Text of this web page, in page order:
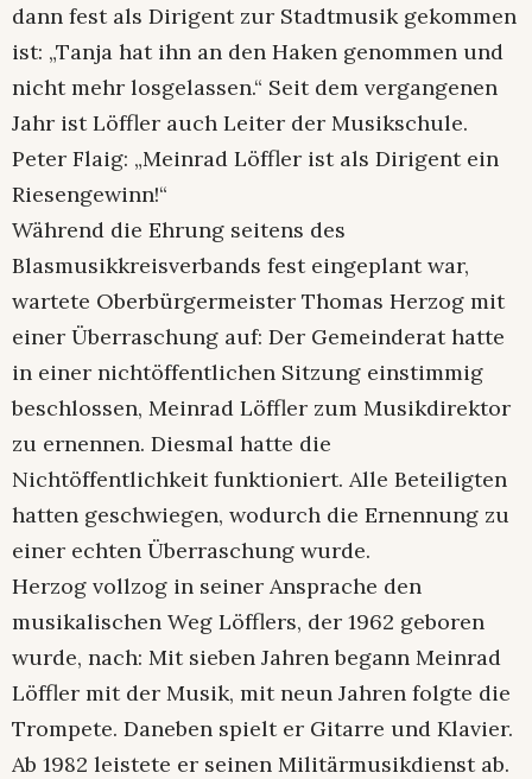
dann fest als Dirigent zur Stadtmusik gekommen
ist: „Tanja hat ihn an den Haken genommen und
nicht mehr losgelassen.“ Seit dem vergangenen
Jahr ist Löffler auch Leiter der Musikschule.
Peter Flaig: „Meinrad Löffler ist als Dirigent ein
Riesengewinn!“
Während die Ehrung seitens des
Blasmusikkreisverbands fest eingeplant war,
wartete Oberbürgermeister Thomas Herzog mit
einer Überraschung auf: Der Gemeinderat hatte
in einer nichtöffentlichen Sitzung einstimmig
beschlossen, Meinrad Löffler zum Musikdirektor
zu ernennen. Diesmal hatte die
Nichtöffentlichkeit funktioniert. Alle Beteiligten
hatten geschwiegen, wodurch die Ernennung zu
einer echten Überraschung wurde.
Herzog vollzog in seiner Ansprache den
musikalischen Weg Löfflers, der 1962 geboren
wurde, nach: Mit sieben Jahren begann Meinrad
Löffler mit der Musik, mit neun Jahren folgte die
Trompete. Daneben spielt er Gitarre und Klavier.
Ab 1982 leistete er seinen Militärmusikdienst ab.